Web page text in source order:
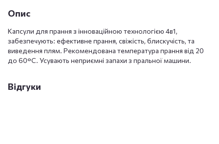
Опис
Капсули для прання з інноваційною технологією 4в1,
забезпечують: ефективне прання, свіжість, блискучість, та
виведення плям. Рекомендована температура прання від 20
до 60°C. Усувають неприємні запахи з пральної машини.
Відгуки